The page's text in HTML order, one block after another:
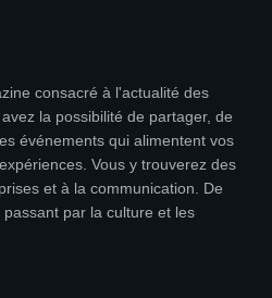
consacré à l'actualité des
la possibilité de partager, de
événements qui alimentent vos
Vous y trouverez des
et à la communication. De
par la culture et les